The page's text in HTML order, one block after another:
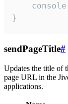
}
sendPageTitle#
Updates the title of
page URL in the
applications.